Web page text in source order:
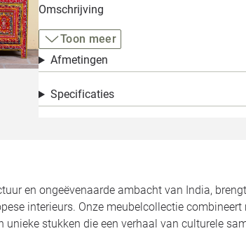
Omschrijving
Toon meer
Afmetingen
Specificaties
en ongeëvenaarde ambacht van India,
interieurs. Onze meubelcollectie
stukken die een verhaal van culturele